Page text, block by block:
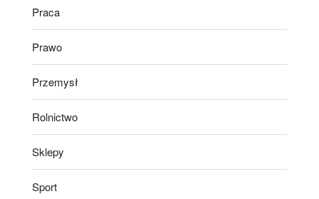
Praca
Prawo
Przemysł
Rolnictwo
Sklepy
Sport